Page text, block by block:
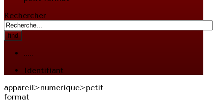
Rechercher
find
.....
Identifiant
appareil>numerique>petit-
format